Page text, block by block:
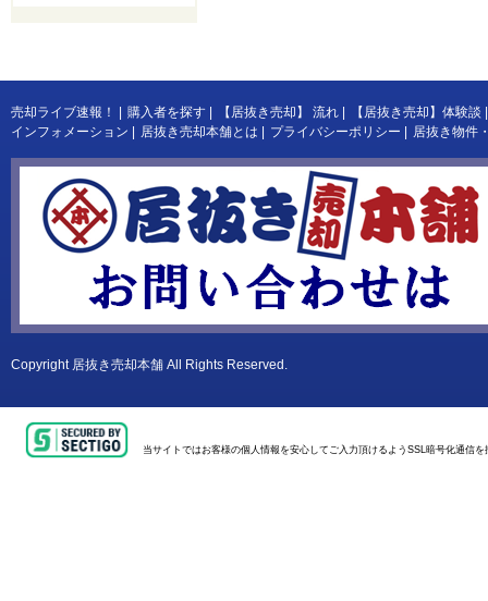
売却ライブ速報！ 購入者を探す 【居抜き売却】 流れ 【居抜き売却】体験談
インフォメーション
居抜き売却本舗とは プライバシーポリシー 居抜き物件
Copyright 居抜き売却本舗 All Rights Reserved.
当サイトではお客様の個人情報を安心してご入力頂けるようSSL暗号化通信